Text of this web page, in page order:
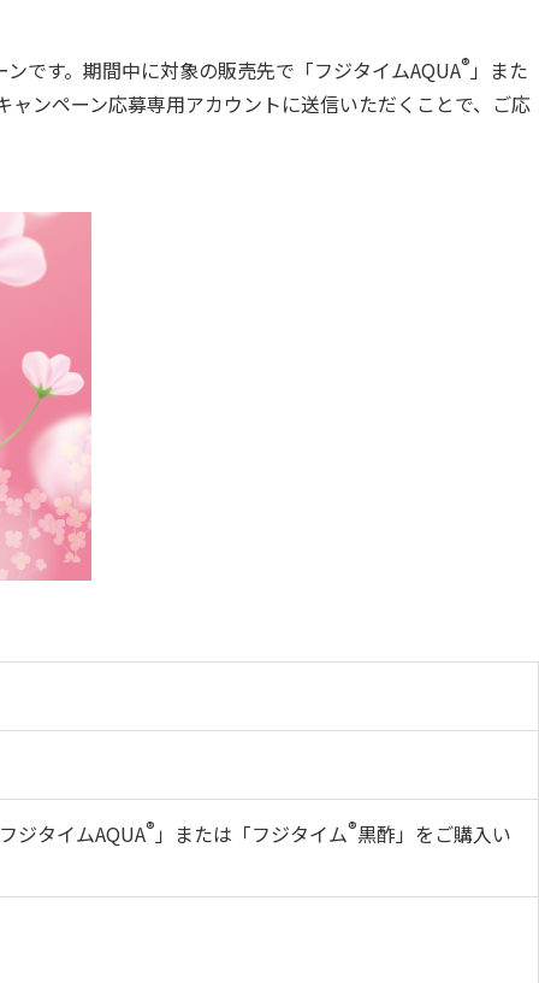
です。期間中に対象の販売先で「フジタイムAQUA® 」また
ンペーン応募専用アカウントに送信いただくことで、ご応
ジタイムAQUA® 」または「フジタイム®黒酢」をご購入い